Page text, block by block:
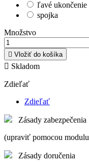
ľavé ukončenie
spojka
Množstvo
 Vložiť do košíka
 Skladom
Zdieľať
Zdieľať
Zásady zabezpečenia
(upraviť pomocou
Zásady doručenia